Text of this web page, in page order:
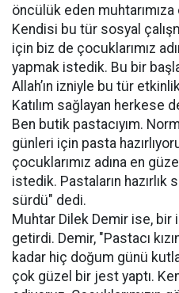
öncülük eden
Kendisi bu tür sosyal
için biz de çocuklarımız
yapmak istedik. Bu bir
Allah’ın izniyle bu tür
Katılım sağlayan herkese
Ben butik pastacıyım.
günleri için pasta
çocuklarımız adına en
istedik. Pastaların hazırlık
sürdü" dedi.
Muhtar Dilek Demir ise, bir
getirdi. Demir, "Pastacı
kadar hiç doğum günü
çok güzel bir jest yaptı.